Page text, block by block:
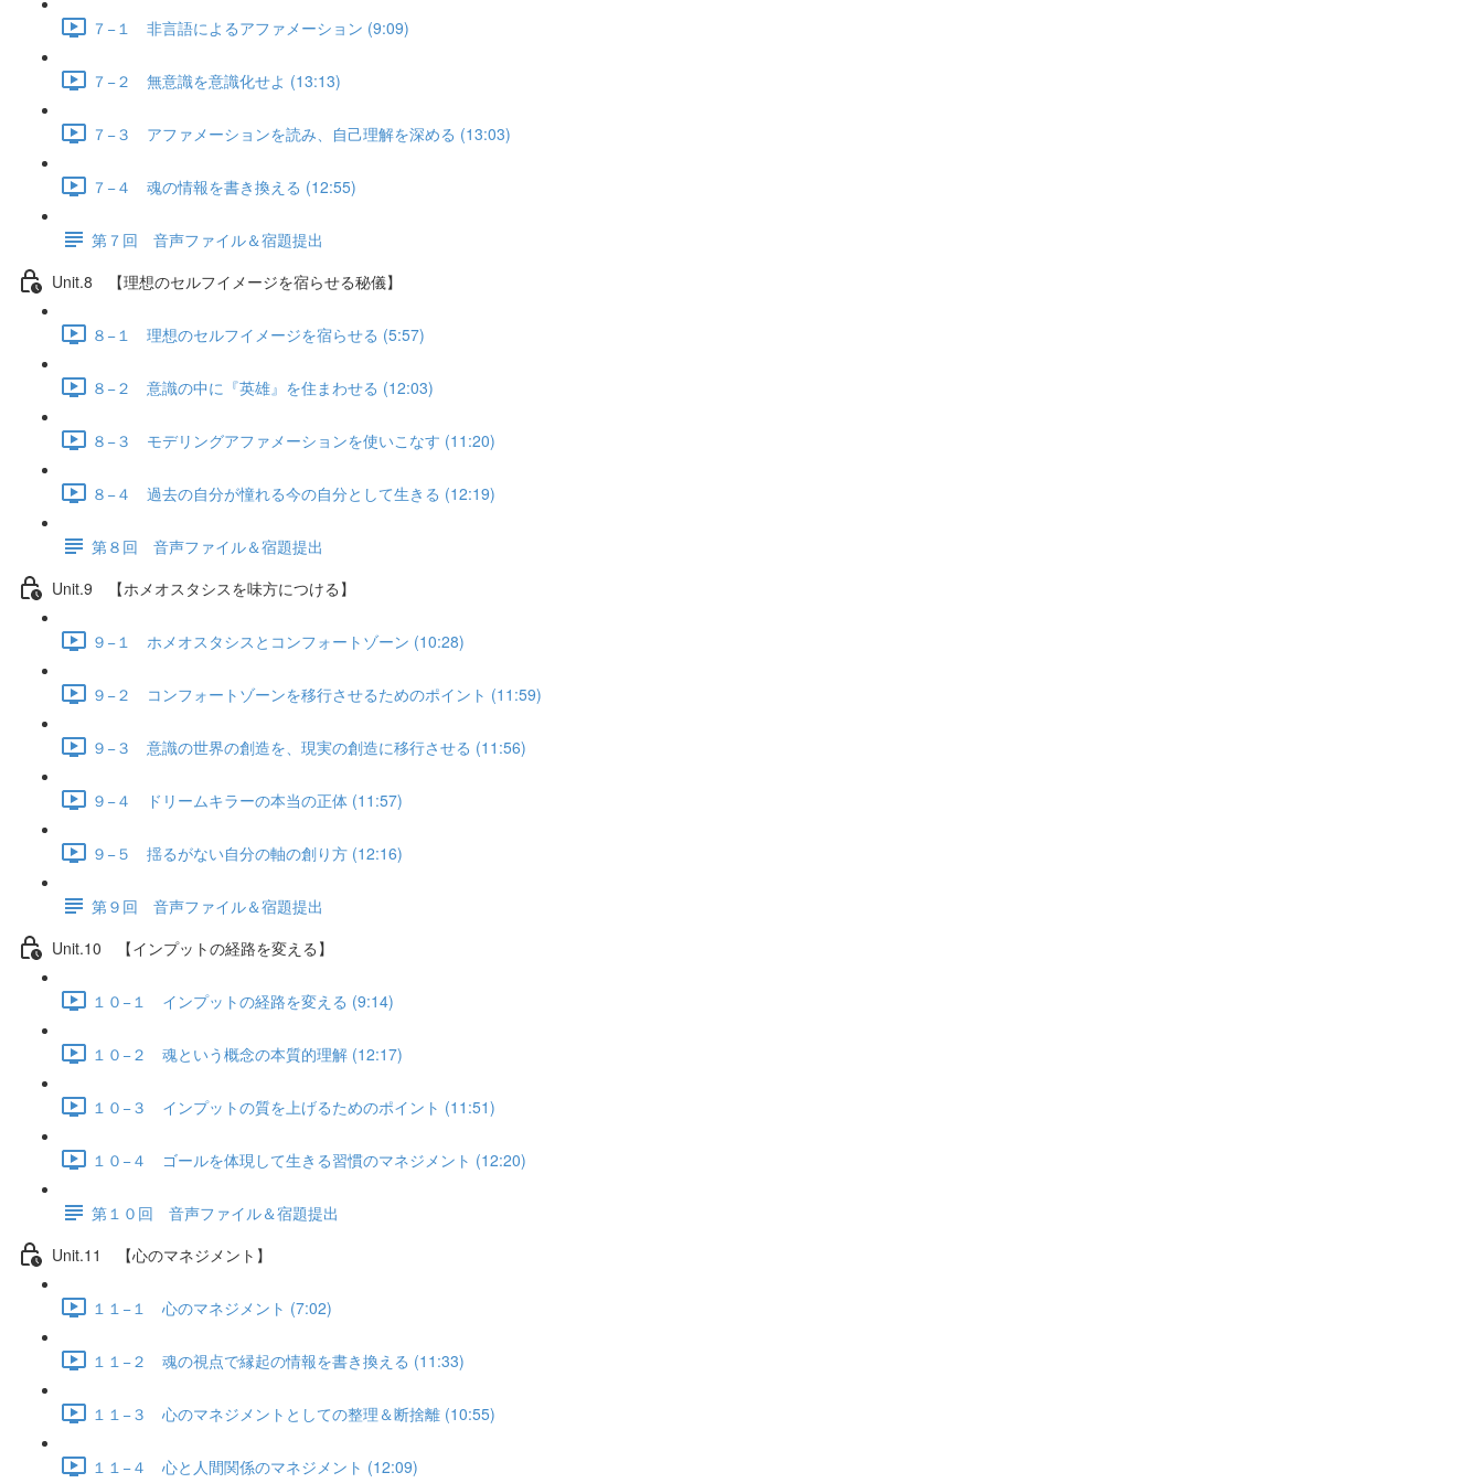
７−１ 非言語によるアファメーション (9:09)
７−２ 無意識を意識化せよ (13:13)
７−３ アファメーションを読み、自己理解を深める (13:03)
７−４ 魂の情報を書き換える (12:55)
第７回 音声ファイル＆宿題提出
Unit.8 【理想のセルフイメージを宿らせる秘儀】
８−１ 理想のセルフイメージを宿らせる (5:57)
８−２ 意識の中に『英雄』を住まわせる (12:03)
８−３ モデリングアファメーションを使いこなす (11:20)
８−４ 過去の自分が憧れる今の自分として生きる (12:19)
第８回 音声ファイル＆宿題提出
Unit.9 【ホメオスタシスを味方につける】
９−１ ホメオスタシスとコンフォートゾーン (10:28)
９−２ コンフォートゾーンを移行させるためのポイント (11:59)
９−３ 意識の世界の創造を、現実の創造に移行させる (11:56)
９−４ ドリームキラーの本当の正体 (11:57)
９−５ 揺るがない自分の軸の創り方 (12:16)
第９回 音声ファイル＆宿題提出
Unit.10 【インプットの経路を変える】
１０−１ インプットの経路を変える (9:14)
１０−２ 魂という概念の本質的理解 (12:17)
１０−３ インプットの質を上げるためのポイント (11:51)
１０−４ ゴールを体現して生きる習慣のマネジメント (12:20)
第１０回 音声ファイル＆宿題提出
Unit.11 【心のマネジメント】
１１−１ 心のマネジメント (7:02)
１１−２ 魂の視点で縁起の情報を書き換える (11:33)
１１−３ 心のマネジメントとしての整理＆断捨離 (10:55)
１１−４ 心と人間関係のマネジメント (12:09)